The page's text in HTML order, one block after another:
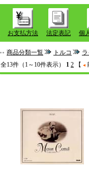
お支払方法 法定表記 個
商品分類一覧 トルコ
全13件（1～10件表示） 1 2 【